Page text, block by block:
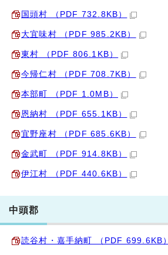
国頭村 （PDF 732.8KB）
大宜味村 （PDF 985.2KB）
東村 （PDF 806.1KB）
今帰仁村 （PDF 708.7KB）
本部町 （PDF 1.0MB）
恩納村 （PDF 655.1KB）
宜野座村 （PDF 685.6KB）
金武町 （PDF 914.8KB）
伊江村 （PDF 440.6KB）
中頭郡
読谷村・嘉手納町 （PDF 699.6KB）